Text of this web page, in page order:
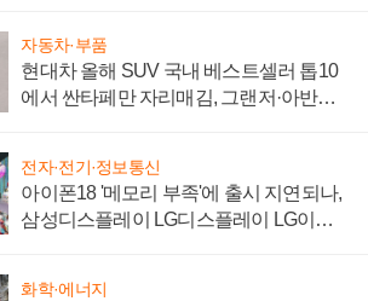
자동차·부품
현대차 올해 SUV 국내 베스트셀러 톱10
에서 싼타페만 자리매김, 그랜저·아반떼
전자·전기·정보통신
아이폰18 '메모리 부족'에 출시 지연되나,
삼성디스플레이 LG디스플레이 LG이노
화학·에너지